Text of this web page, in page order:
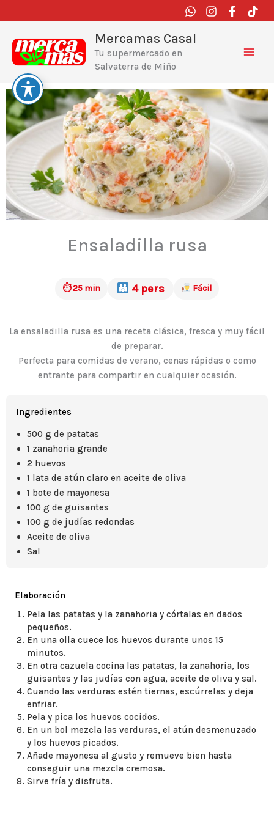
al
contenido
Mercamas Casal
Tu supermercado en
Salvaterra de Miño
Ensaladilla rusa
⏱ 25 min 4 pers Fácil
La ensaladilla rusa es una receta clásica, fresca y muy fácil
de preparar.
Perfecta para comidas de verano, cenas rápidas o como
entrante para compartir en cualquier ocasión.
Ingredientes
500 g de patatas
1 zanahoria grande
2 huevos
1 lata de atún claro en aceite de oliva
1 bote de mayonesa
100 g de guisantes
100 g de judías redondas
Aceite de oliva
Sal
Elaboración
Pela las patatas y la zanahoria y córtalas en dados
pequeños.
En una olla cuece los huevos durante unos 15
minutos.
En otra cazuela cocina las patatas, la zanahoria, los
guisantes y las judías con agua, aceite de oliva y sal.
Cuando las verduras estén tiernas, escúrrelas y deja
enfriar.
Pela y pica los huevos cocidos.
En un bol mezcla las verduras, el atún desmenuzado
y los huevos picados.
Añade mayonesa al gusto y remueve bien hasta
conseguir una mezcla cremosa.
Sirve fría y disfruta.